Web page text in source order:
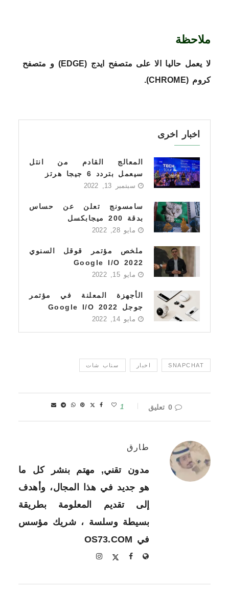
ملاحظة
لا يعمل حاليا الا على متصفح ايدج (EDGE) و متصفح
كروم (CHROME
).
اخبار اخرى
المعالج القادم من انتل
سيعمل بتردد 6 جيجا هرتز
سبتمبر 13, 2022
سامسونج تعلن عن حساس
بدقة 200 ميجابكسل
مايو 28, 2022
ملخص مؤتمر قوقل السنوي
Google I/O 2022
مايو 15, 2022
الأجهزة المعلنة في مؤتمر
جوجل Google I/O 2022
مايو 14, 2022
SNAPCHAT اخبار سناب شات
0 تعليق 1
طارق
مدون تقني, مهتم بنشر كل ما
هو جديد في هذا المجال، وأهدف
إلى تقديم المعلومة بطريقة
بسيطة وسلسة ، شريك مؤسس
في OS73.COM